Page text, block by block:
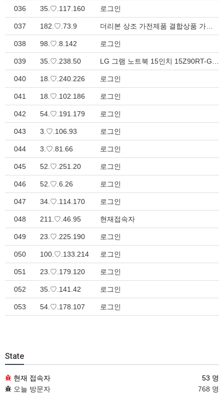
036 35.♡.117.160 로그인
037 182.♡.73.9
038 98.♡.8.142 로그인
039 35.♡.238.50
040 18.♡.240.226 로그인
041 18.♡.102.186 로그인
042 54.♡.191.179 로그인
043 3.♡.106.93 로그인
044 3.♡.81.66 로그인
045 52.♡.251.20 로그인
046 52.♡.6.26 로그인
047 34.♡.114.170 로그인
048 211.♡.46.95 현재접속자
049 23.♡.225.190 로그인
050 100.♡.133.214 로그인
051 23.♡.179.120 로그인
052 35.♡.141.42 로그인
053 54.♡.178.107 로그인
State
현재 접속자
53 명
오늘 방문자
768 명